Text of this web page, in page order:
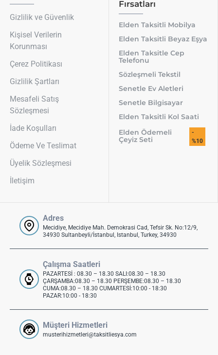
Gizlilik ve Güvenlik
Kişisel Verilerin
Korunması
Çerez Politikası
Gizlilik Şartları
Mesafeli Satış
Sözleşmesi
İade Koşulları
Ödeme Ve Teslimat
Üyelik Sözleşmesi
İletişim
Fırsatları
Elden Taksitli Mobilya
Elden Taksitli Beyaz Eşya
Elden Taksitle Cep
Telefonu
Sözleşmeli Tekstil
Senetle Ev Aletleri
Senetle Bilgisayar
Elden Taksitli Kol Saati
Elden Ödemeli
Çeyiz Seti
-
%10
Adres
Mecidiye, Mecidiye Mah. Demokrasi Cad, Tefsir Sk. No:12/9,
34930 Sultanbeyli/İstanbul, Istanbul, Turkey, 34930
Çalışma Saatleri
PAZARTESİ : 08.30 – 18.30 SALI:08.30 – 18.30
ÇARŞAMBA:08.30 – 18.30 PERŞEMBE:08.30 – 18.30
CUMA:08.30 – 18.30 CUMARTESİ:10:00 - 18:30
PAZAR:10:00 - 18:30
Müşteri Hizmetleri
musterihizmetleri@taksitliesya.com